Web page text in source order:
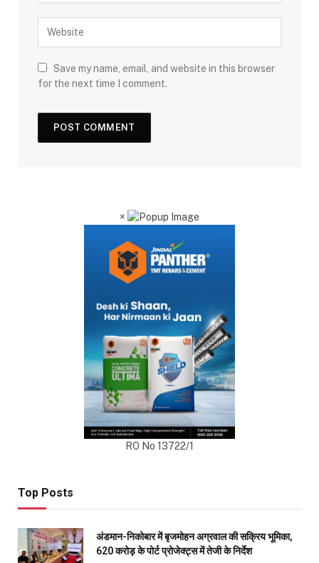
Save my name, email, and website in this browser
for the next time I comment.
×
RO No 13722/1
Top Posts
अंडमान-निकोबार में बृजमोहन अग्रवाल की सक्रिय भूमिका,
620 करोड़ के पोर्ट प्रोजेक्ट्स में तेजी के निर्देश